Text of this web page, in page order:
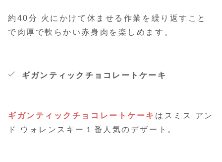
約40分 火にかけて休ませる作業を繰り返すこと
で肉厚で軟らかい赤身肉を楽しめます。
ギガンティックチョコレートケーキ
ギガンティックチョコレートケーキ はスミス アン
ド ウォレンスキー１番人気のデザート。